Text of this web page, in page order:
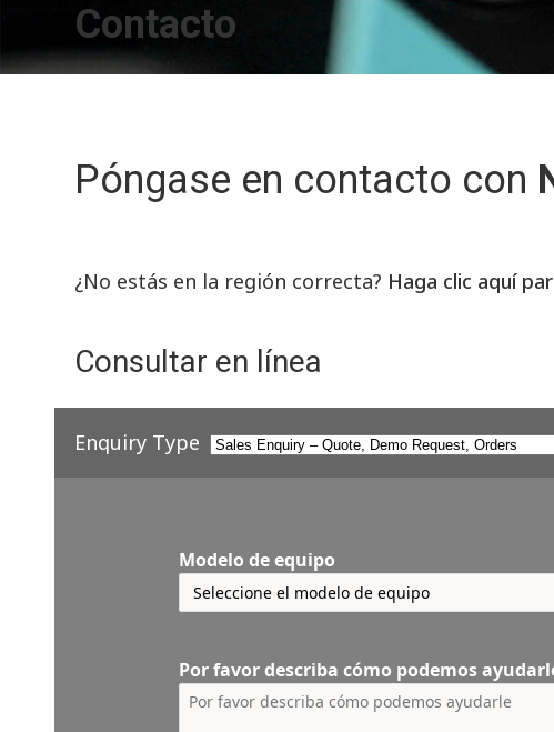
Contacto
Póngase en contacto con
¿No estás en la región correcta? Haga clic aquí
Consultar en línea
Enquiry Type
Modelo de equipo
Por favor describa cómo podemos